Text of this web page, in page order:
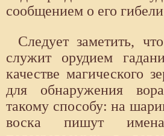
сообщением о его
Следует заметить,
служит орудием
качестве магического
для обнаружения
такому способу: на
воска пишут